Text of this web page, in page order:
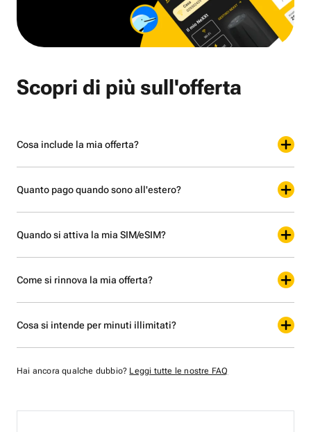
Scopri di più sull'offerta
Cosa include la mia offerta?
Quanto pago quando sono all'estero?
Quando si attiva la mia SIM/eSIM?
Come si rinnova la mia offerta?
Cosa si intende per minuti illimitati?
Hai ancora qualche dubbio? Leggi tutte le nostre FAQ